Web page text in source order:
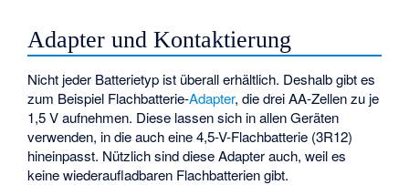
Adapter und Kontaktierung
Nicht jeder Batterietyp ist überall erhältlich. Deshalb gibt es
zum Beispiel Flachbatterie-Adapter, die drei AA-Zellen zu je
1,5 V aufnehmen. Diese lassen sich in allen Geräten
verwenden, in die auch eine 4,5-V-Flachbatterie (3R12)
hineinpasst. Nützlich sind diese Adapter auch, weil es
keine wiederaufladbaren Flachbatterien gibt.